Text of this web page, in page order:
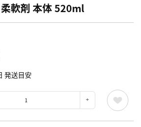
軟剤 本体 520ml
発送目安